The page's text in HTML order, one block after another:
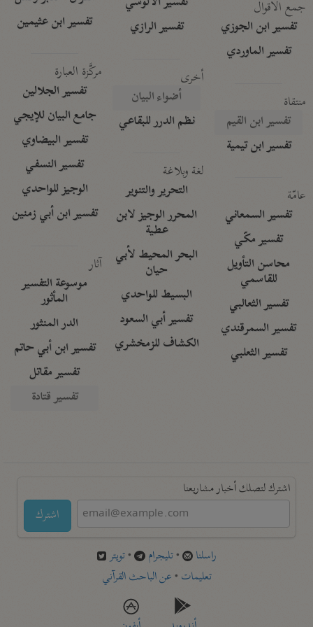
جمع الأقوال
تفسير ابن الجوزي
تفسير الماوردي
منتقاة
تفسير ابن القيم
تفسير ابن تيمية
عامّة
تفسير السمعاني
تفسير مكّي
محاسن التأويل
للقاسمي
تفسير الثعالبي
تفسير السمرقندي
تفسير الثعلبي
تفسير الرازي
أخرى
أضواء البيان
نظم الدرر للبقاعي
لغة وبلاغة
التحرير والتنوير
المحرر الوجيز لابن
عطية
البحر المحيط لأبي
حيان
البسيط للواحدي
تفسير أبي السعود
الكشاف للزمخشري
تفسير ابن عثيمين
مركَّزة العبارة
تفسير الجلالين
جامع البيان للإيجي
تفسير البيضاوي
تفسير النسفي
الوجيز للواحدي
تفسير ابن أبي زمنين
آثار
موسوعة التفسير
المأثور
الدر المنثور
تفسير ابن أبي حاتم
تفسير مقاتل
تفسير قتادة
اشترك لتصلك أخبار مشاريعنا
اشترك
راسلنا •تليجرام •تويتر
تعليمات •عن الباحث القرآني